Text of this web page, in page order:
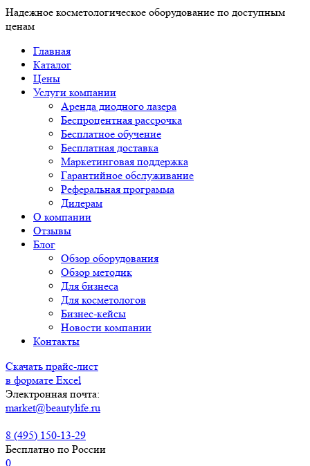
Надежное косметологическое оборудование по доступным
ценам
Главная
Каталог
Цены
Услуги компании
Аренда диодного лазера
Беспроцентная рассрочка
Бесплатное обучение
Бесплатная доставка
Маркетинговая поддержка
Гарантийное обслуживание
Реферальная программа
Дилерам
О компании
Отзывы
Блог
Обзор оборудования
Обзор методик
Для бизнеса
Для косметологов
Бизнес-кейсы
Новости компании
Контакты
Скачать прайс-лист
в формате Excel
Электронная почта:
market@beautylife.ru
8 (495) 150-13-29
Бесплатно по России
0